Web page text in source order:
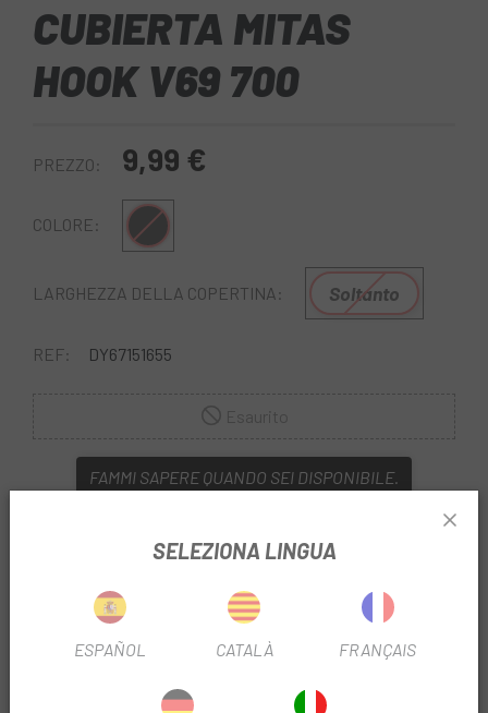
CUBIERTA MITAS
HOOK V69 700
PREZZO: 9,99 €
COLORE: Multiplo
LARGHEZZA DELLA COPERTINA: Soltanto
REF: DY67151655
FAMMI SAPERE QUANDO SEI DISPONIBILE.
cui hai bisogno. IlCopertone Mitas Hook v69 700
scelta perfetta per coloro che si muovono in città ma non
rinunciano a qualche uscita su terreno sterrato o ghiaia.
SELEZIONA LINGUA
ESPAÑOL CATALÀ FRANÇAIS